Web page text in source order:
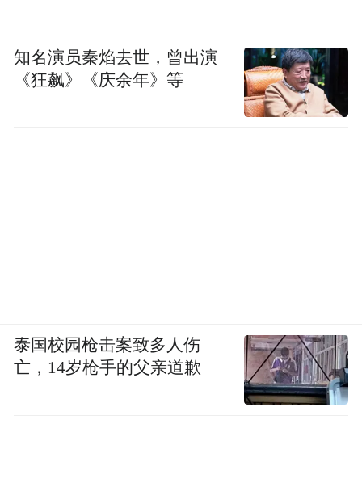
知名演员秦焰去世，曾出演
《狂飙》《庆余年》等
泰国校园枪击案致多人伤
亡，14岁枪手的父亲道歉